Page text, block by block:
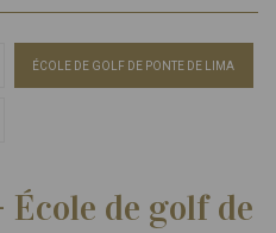
ÉCOLE DE GOLF DE PONTE DE LIMA
de golf de